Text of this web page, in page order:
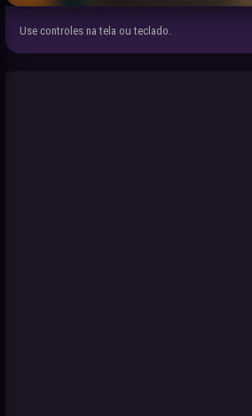
Use controles na tela ou teclado.